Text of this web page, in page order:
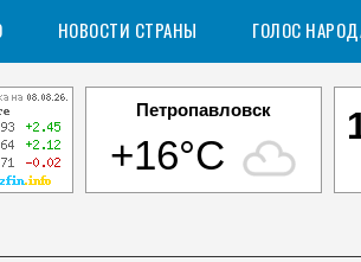
НОВОСТИ СТРАНЫ ГОЛОС
Петропавловск
+16°C